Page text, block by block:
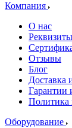
Компания
О нас
Реквизиты
Отзывы
Блог
Доставка
Гарантии
Политика
Оборудование